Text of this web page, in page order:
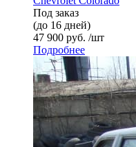
Под заказ
(до 16 дней)
47 900 руб. /шт
Подробнее